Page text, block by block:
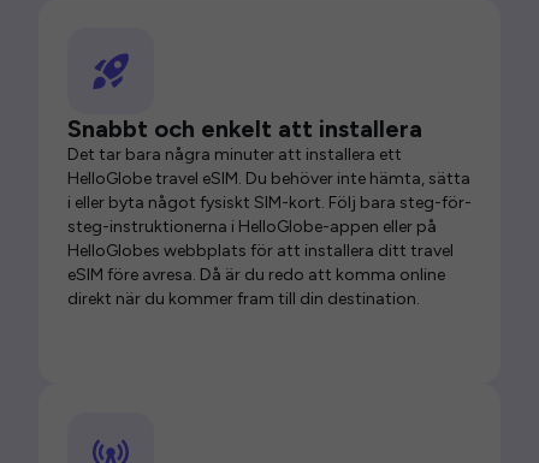
Snabbt och enkelt att installera
Det tar bara några minuter att installera ett
HelloGlobe travel eSIM. Du behöver inte hämta, sätta
i eller byta något fysiskt SIM-kort. Följ bara steg-för-
steg-instruktionerna i HelloGlobe-appen eller på
HelloGlobes webbplats för att installera ditt travel
eSIM före avresa. Då är du redo att komma online
direkt när du kommer fram till din destination.